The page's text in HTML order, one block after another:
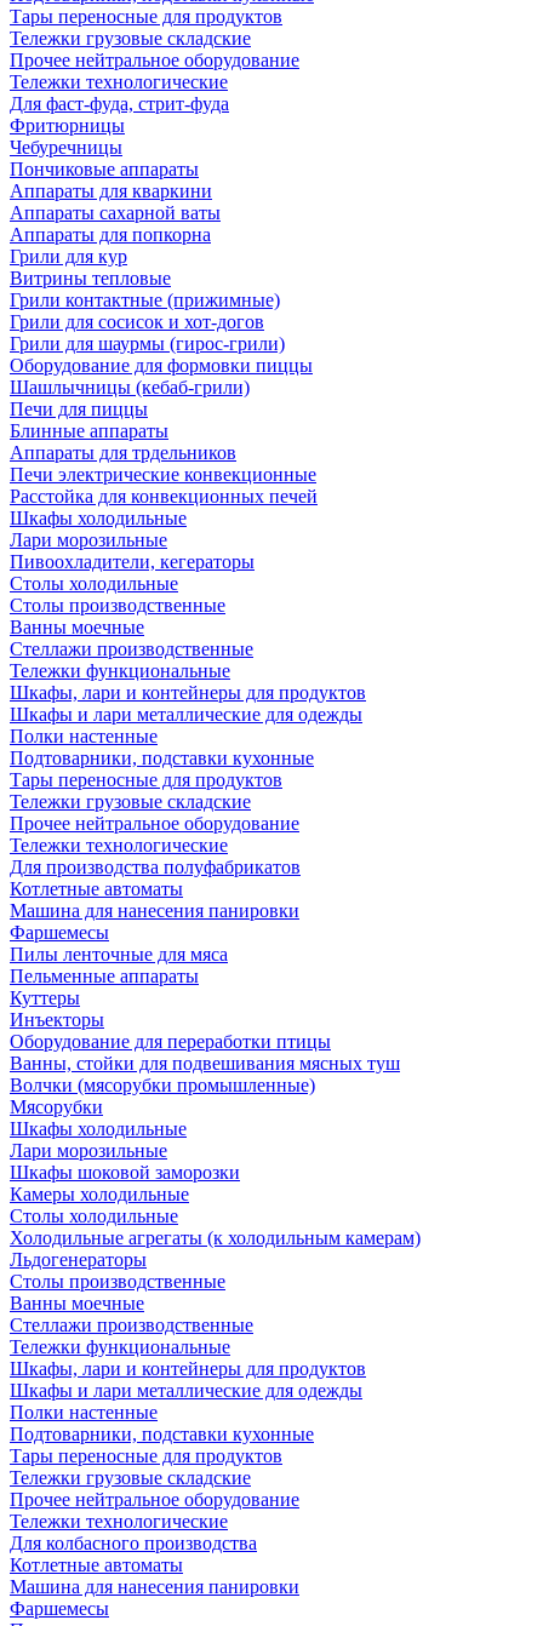
Тары переносные для продуктов
Тележки грузовые складские
Прочее нейтральное оборудование
Тележки технологические
Для фаст-фуда, стрит-фуда
Фритюрницы
Чебуречницы
Пончиковые аппараты
Аппараты для кваркини
Аппараты сахарной ваты
Аппараты для попкорна
Грили для кур
Витрины тепловые
Грили контактные (прижимные)
Грили для сосисок и хот-догов
Грили для шаурмы (гирос-грили)
Оборудование для формовки пиццы
Шашлычницы (кебаб-грили)
Печи для пиццы
Блинные аппараты
Аппараты для трдельников
Печи электрические конвекционные
Расстойка для конвекционных печей
Шкафы холодильные
Лари морозильные
Пивоохладители, кегераторы
Столы холодильные
Столы производственные
Ванны моечные
Стеллажи производственные
Тележки функциональные
Шкафы, лари и контейнеры для продуктов
Шкафы и лари металлические для одежды
Полки настенные
Подтоварники, подставки кухонные
Тары переносные для продуктов
Тележки грузовые складские
Прочее нейтральное оборудование
Тележки технологические
Для производства полуфабрикатов
Котлетные автоматы
Машина для нанесения панировки
Фаршемесы
Пилы ленточные для мяса
Пельменные аппараты
Куттеры
Инъекторы
Оборудование для переработки птицы
Ванны, стойки для подвешивания мясных туш
Волчки (мясорубки промышленные)
Мясорубки
Шкафы холодильные
Лари морозильные
Шкафы шоковой заморозки
Камеры холодильные
Столы холодильные
Холодильные агрегаты (к холодильным камерам)
Льдогенераторы
Столы производственные
Ванны моечные
Стеллажи производственные
Тележки функциональные
Шкафы, лари и контейнеры для продуктов
Шкафы и лари металлические для одежды
Полки настенные
Подтоварники, подставки кухонные
Тары переносные для продуктов
Тележки грузовые складские
Прочее нейтральное оборудование
Тележки технологические
Для колбасного производства
Котлетные автоматы
Машина для нанесения панировки
Фаршемесы